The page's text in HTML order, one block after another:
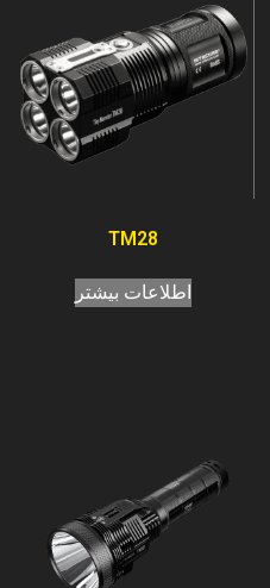
TM28
اطلاعات بیشتر